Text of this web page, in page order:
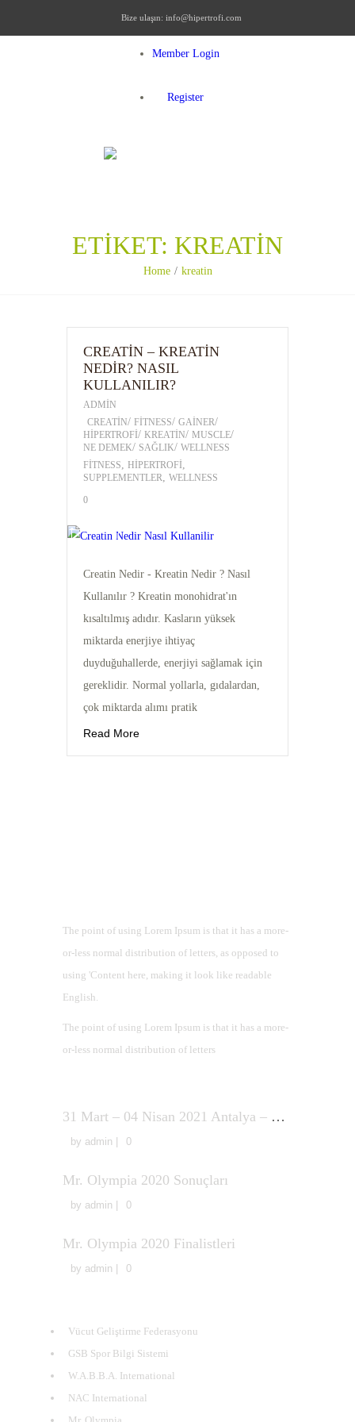
Bize ulaşın: info@hipertrofi.com
Member Login
Register
ETIKET: KREATIN
Home kreatin
CREATIN – KREATIN
NEDIR? NASIL
KULLANILIR?
ADMIN
CREATIN/ FITNESS/ GAINER/
HIPERTROFI / KREATIN/ MUSCLE/
NE DEMEK/ SAĞLIK/ WELLNESS
FITNESS, HIPERTROFI ,
SUPPLEMENTLER, WELLNESS
0
MAY
Creatin Nedir - Kreatin Nedir ? Nasıl
Kullanılır ? Kreatin monohidrat'ın
kısaltılmış adıdır. Kasların yüksek
miktarda enerjiye ihtiyaç
duyduğuhallerde, enerjiyi sağlamak için
gereklidir. Normal yollarla, gıdalardan,
çok miktarda alımı pratik
Read More
The point of using Lorem Ipsum is that it has a more-
or-less normal distribution of letters, as opposed to
using 'Content here, making it look like readable
English.
The point of using Lorem Ipsum is that it has a more-
or-less normal distribution of letters
31 Mart – 04 Nisan 2021 Antalya – Türkiye Vücut Geliştirme ve Fitness Şampiyonası Avrupa Şampiyonası Milli Takım Seçmeleri Sonuçları
by admin 0
Mr. Olympia 2020 Sonuçları
by admin 0
Mr. Olympia 2020 Finalistleri
by admin 0
Vücut Geliştirme Federasyonu
GSB Spor Bilgi Sistemi
W.A.B.B.A. International
NAC International